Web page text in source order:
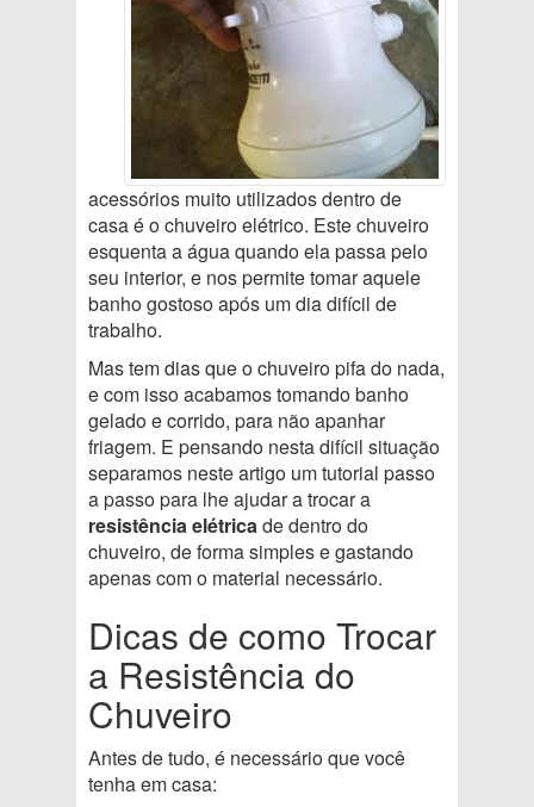
acessórios muito utilizados dentro de
casa é o chuveiro elétrico. Este chuveiro
esquenta a água quando ela passa pelo
seu interior, e nos permite tomar aquele
banho gostoso após um dia difícil de
trabalho.
Mas tem dias que o chuveiro pifa do nada,
e com isso acabamos tomando banho
gelado e corrido, para não apanhar
friagem. E pensando nesta difícil situação
separamos neste artigo um tutorial passo
a passo para lhe ajudar a trocar a
resistência elétricade dentro do
chuveiro, de forma simples e gastando
apenas com o material necessário.
Dicas de como Trocar
a Resistência do
Chuveiro
Antes de tudo, é necessário que você
tenha em casa: